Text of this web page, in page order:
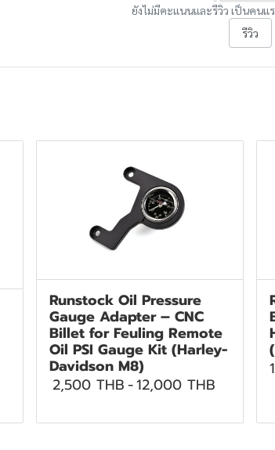
ยังไม่มีคะแนนและรีวิว เป็นคนแ
รีวิว
Runstock Oil Pressure
Gauge Adapter – CNC
Billet for Feuling Remote
Oil PSI Gauge Kit (Harley-
Davidson M8)
2,500 THB-12,000 THB